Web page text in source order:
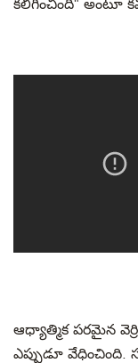
కలిగించింది" అంటూ
ఆధ్యాత్మిక పరమైన
ఎప్పుడూ వేధించింది.